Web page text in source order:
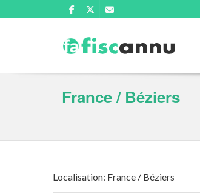
France / Béziers
Localisation: France / Béziers